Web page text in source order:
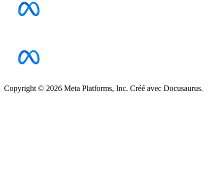
Copyright © 2026 Meta Platforms, Inc. Créé avec Docusaurus.